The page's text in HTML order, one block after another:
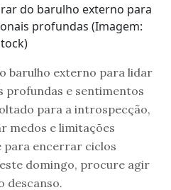
do barulho externo para
profundas (Imagem:
barulho externo para lidar
profundas e sentimentos
para a introspecção,
medos e limitações
encerrar ciclos
domingo, procure agir
descanso.